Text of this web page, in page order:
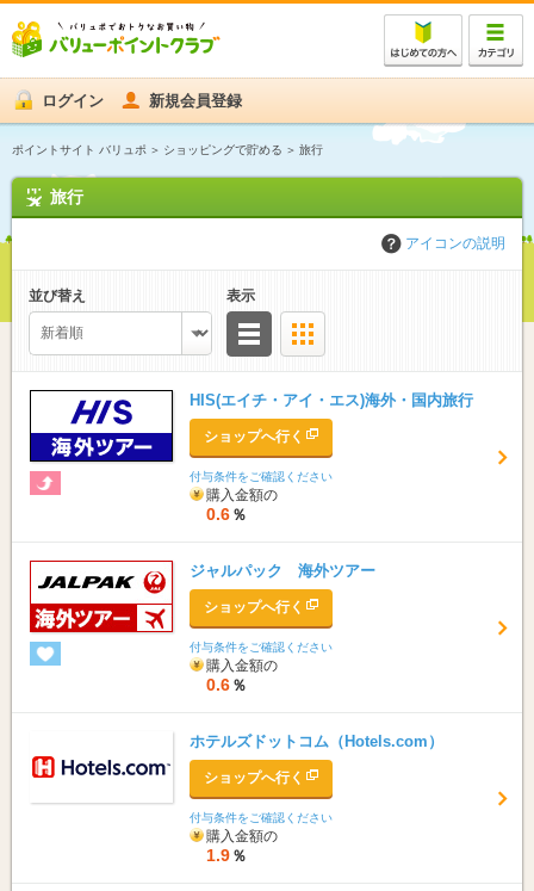
ログイン 新規会員登録
ポイントサイト バリュポ ショッピングで貯める 旅行
旅行
アイコンの説明
並び替え
表示
リスト
HIS(エイチ・アイ・エス)海外・国内旅行
ショップへ行く
付与条件をご確認ください
購入金額の
0.6 ％
ジャルパック 海外ツアー
ショップへ行く
付与条件をご確認ください
購入金額の
0.6 ％
ホテルズドットコム（Hotels.com）
ショップへ行く
付与条件をご確認ください
購入金額の
1.9 ％